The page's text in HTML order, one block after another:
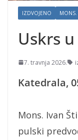
IZDVOJENO MONS.
Uskrs
7. travnja 2026.
Katedrala,
Mons. Ivan
pulski